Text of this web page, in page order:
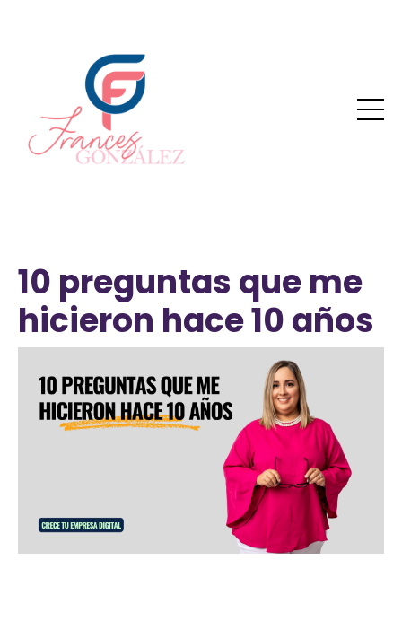
10 preguntas que me
hicieron hace 10 años